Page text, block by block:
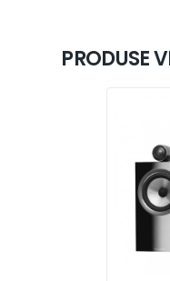
PRODUSE